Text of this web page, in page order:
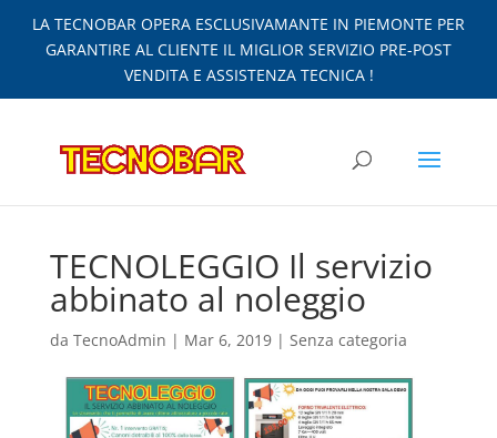
LA TECNOBAR OPERA ESCLUSIVAMANTE IN PIEMONTE PER
GARANTIRE AL CLIENTE IL MIGLIOR SERVIZIO PRE-POST
VENDITA E ASSISTENZA TECNICA !
TECNOLEGGIO Il servizio
abbinato al noleggio
da TecnoAdmin | Mar 6, 2019| Senza categoria